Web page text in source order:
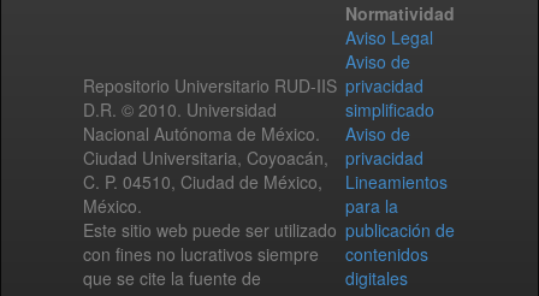
Repositorio Universitario RUD-IIS
D.R. © 2010. Universidad
Nacional Autónoma de México.
Ciudad Universitaria, Coyoacán,
C. P. 04510, Ciudad de México,
México.
Este sitio web puede ser utilizado
con fines no lucrativos siempre
que se cite la fuente de
Normatividad
Aviso Legal
Aviso de
privacidad
simplificado
Aviso de
privacidad
Lineamientos
para la
publicación de
contenidos
digitales